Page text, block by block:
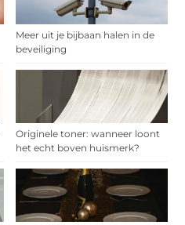
Meer uit je bijbaan halen in de
beveiliging
Originele toner: wanneer loont
het echt boven huismerk?